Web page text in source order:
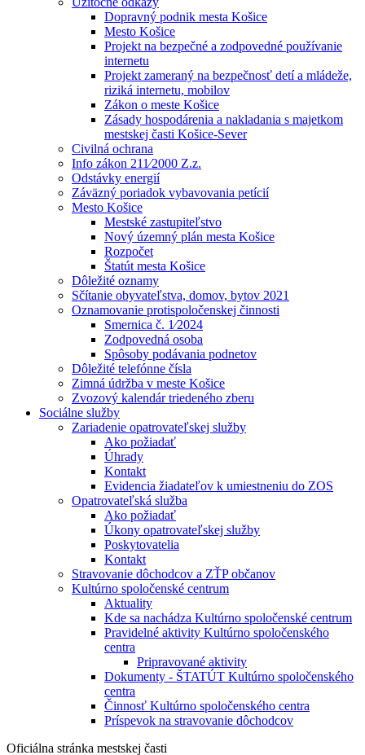
Dopravný podnik mesta Košice
Mesto Košice
Projekt na bezpečné a zodpovedné používanie
internetu
Projekt zameraný na bezpečnosť detí a mládeže,
riziká internetu, mobilov
Zákon o meste Košice
Zásady hospodárenia a nakladania s majetkom
mestskej časti Košice-Sever
Civilná ochrana
Info zákon 211⁄2000 Z.z.
Odstávky energií
Záväzný poriadok vybavovania petícií
Mesto Košice
Mestské zastupiteľstvo
Nový územný plán mesta Košice
Rozpočet
Štatút mesta Košice
Dôležité oznamy
Sčítanie obyvateľstva, domov, bytov 2021
Oznamovanie protispoločenskej činnosti
Smernica č. 1⁄2024
Zodpovedná osoba
Spôsoby podávania podnetov
Dôležité telefónne čísla
Zimná údržba v meste Košice
Zvozový kalendár triedeného zberu
Sociálne služby
Zariadenie opatrovateľskej služby
Ako požiadať
Úhrady
Kontakt
Evidencia žiadateľov k umiestneniu do ZOS
Opatrovateľská služba
Ako požiadať
Úkony opatrovateľskej služby
Poskytovatelia
Kontakt
Stravovanie dôchodcov a ZŤP občanov
Kultúrno spoločenské centrum
Aktuality
Kde sa nachádza Kultúrno spoločenské centrum
Pravidelné aktivity Kultúrno spoločenského
centra
Pripravované aktivity
Dokumenty - ŠTATÚT Kultúrno spoločenského
centra
Činnosť Kultúrno spoločenského centra
Príspevok na stravovanie dôchodcov
Oficiálna stránka mestskej časti